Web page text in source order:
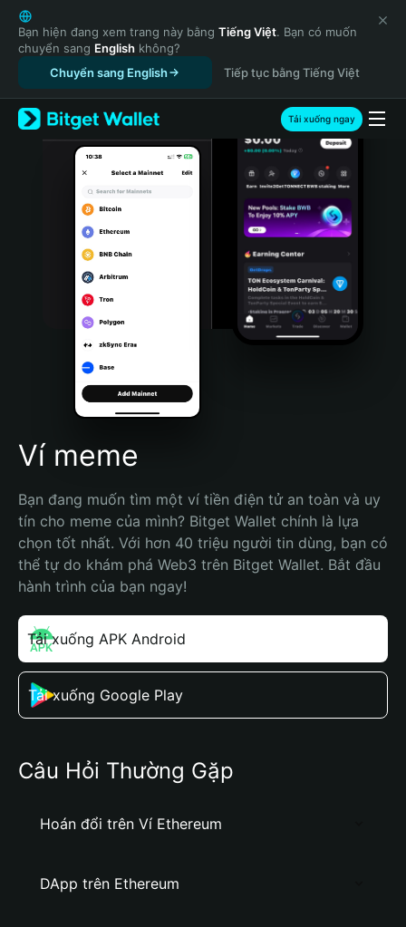
English
日本語
Tiếng Việt
Русский
Español (Latinoamérica)
Türkçe
Italiano
Português (Portugal)
Bahasa Indonesia
Português (Brasil)
Español (Argentina)
Bạn hiện đang xem trang này bằng Tiếng Việt. Bạn có muốn
chuyển sang English không?
Chuyển sang English
Tiếp tục bằng Tiếng Việt
Tải xuống ngay
Ví meme
Bạn đang muốn tìm một ví tiền điện tử an toàn và uy
tín cho meme của mình? Bitget Wallet chính là lựa
chọn tốt nhất. Với hơn 40 triệu người tin dùng, bạn có
thể tự do khám phá Web3 trên Bitget Wallet. Bắt đầu
hành trình của bạn ngay!
Tải xuống APK Android
Tải xuống Google Play
Câu Hỏi Thường Gặp
Hoán đổi trên Ví Ethereum
DApp trên Ethereum